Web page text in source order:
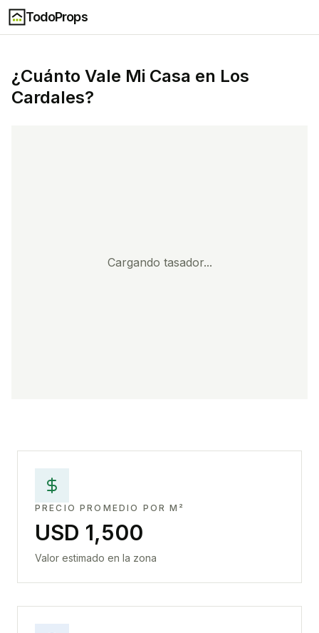
TodoProps
¿Cuánto Vale Mi Casa en Los
Cardales?
Cargando tasador...
PRECIO PROMEDIO POR M²
USD 1,500
Valor estimado en la zona